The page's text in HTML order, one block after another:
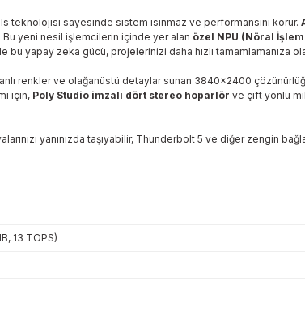
sayesinde sistem ısınmaz ve performansını korur.
Bu yeni nesil işlemcilerin içinde yer alan özel NPU (Nöral
bu yapay zeka gücü, projelerinizi daha hızlı tamamlamanıza
renkler ve olağanüstü detaylar sunan 3840x2400
için, Poly Studio imzalı dört stereo hoparlör ve çift yönlü
yanınızda taşıyabilir, Thunderbolt 5 ve diğer zengin
13 TOPS)